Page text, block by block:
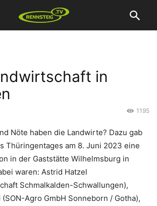
in
1195
Nöte haben die Landwirte? Dazu gab
Thüringentages am 8. Juni 2023 eine
in der Gaststätte Wilhelmsburg in
waren: Astrid Hatzel
Schmalkalden-Schwallungen),
Agro GmbH Sonneborn / Gotha),